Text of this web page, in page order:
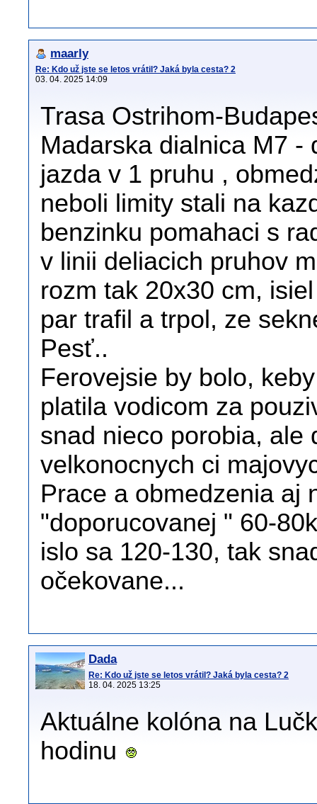
maarly
Re: Kdo už jste se letos vrátil? Jaká byla cesta? 2
03. 04. 2025 14:09
Trasa Ostrihom-
Madarska dialnica M7 -
jazda v 1 pruhu ,
neboli limity stali na
benzinku pomahaci s
v linii deliacich pruhov
rozm tak 20x30 cm,
par trafil a trpol, ze
Pesť..
Ferovejsie by bolo,
platila vodicom za
snad nieco porobia, ale
velkonocnych ci
Prace a obmedzenia aj
"doporucovanej " 60-
islo sa 120-130, tak
očekovane...
Dada
Re: Kdo už jste se letos vrátil? Jaká byla cesta? 2
18. 04. 2025 13:25
Aktuálne kolóna na
hodinu